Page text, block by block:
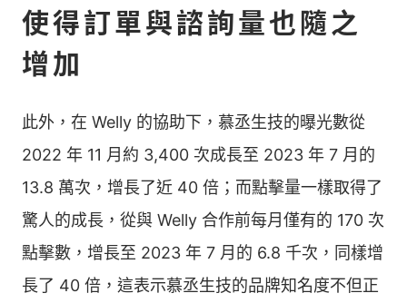
使得訂單與諮詢量也隨之
增加
此外，在 Welly 的協助下，慕丞生技的曝光數從
2022 年 11 月約 3,400 次成長至 2023 年 7 月的
13.8 萬次，增長了近 40 倍；而點擊量一樣取得了
驚人的成長，從與 Welly 合作前每月僅有的 170 次
點擊數，增長至 2023 年 7 月的 6.8 千次，同樣增
長了 40 倍，這表示慕丞生技的品牌知名度不但正